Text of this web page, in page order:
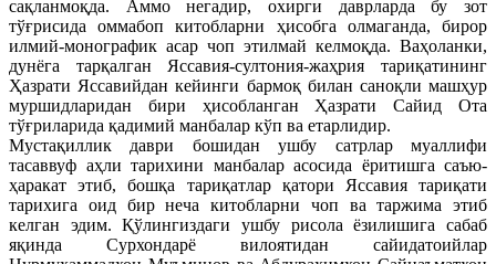
сақланмоқда. Аммо негадир, охирги даврларда бу зот
тўғрисида оммабоп китобларни ҳисобга олмаганда, бирор
илмий-монографик асар чоп этилмай келмоқда. Ваҳоланки,
дунёга тарқалган Яссавия-султония-жаҳрия тариқатининг
Ҳазрати Яссавийдан кейинги бармоқ билан саноқли машҳур
муршидларидан бири ҳисобланган Ҳазрати Сайид Ота
тўғриларида қадимий манбалар кўп ва етарлидир.
Мустақиллик даври бошидан ушбу сатрлар муаллифи
тасаввуф аҳли тарихини манбалар асосида ёритишга саъю-
ҳаракат этиб, бошқа тариқатлар қатори Яссавия тариқати
тарихига оид бир неча китобларни чоп ва таржима этиб
келган эдим. Қўлингиздаги ушбу рисола ёзилишига сабаб
яқинда Сурхондарё вилоятидан сайидатоийлар